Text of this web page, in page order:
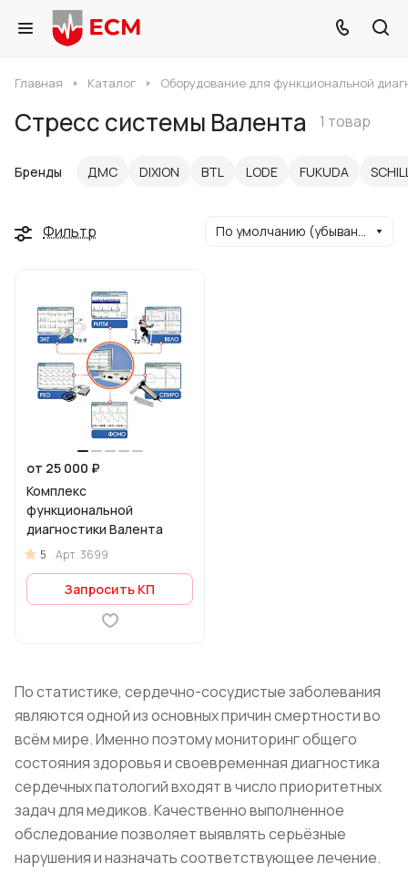
Главная Каталог Оборудование для функциональной
Стресс системы Валента 1 товар
Бренды ДМС DIXION BTL LODE FUKUDA
Фильтр По умолчанию (убывание)
от 25 000 ₽
Комплекс
функциональной
диагностики Валента
5 Арт.3699
Запросить КП
По статистике, сердечно-сосудистые заболевания
являются одной из основных причин смертности во
всём мире. Именно поэтому мониторинг общего
состояния здоровья и своевременная диагностика
сердечных патологий входят в число приоритетных
задач для медиков. Качественно выполненное
обследование позволяет выявлять серьёзные
нарушения и назначать соответствующее лечение.